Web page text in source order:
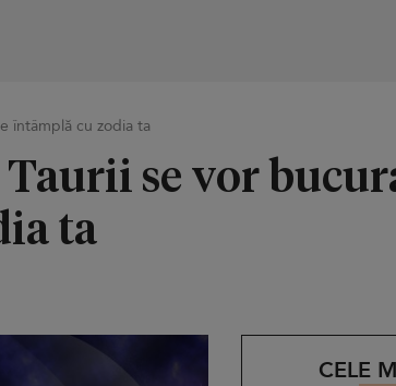
întâmplă cu zodia ta
se vor
ta
CELE